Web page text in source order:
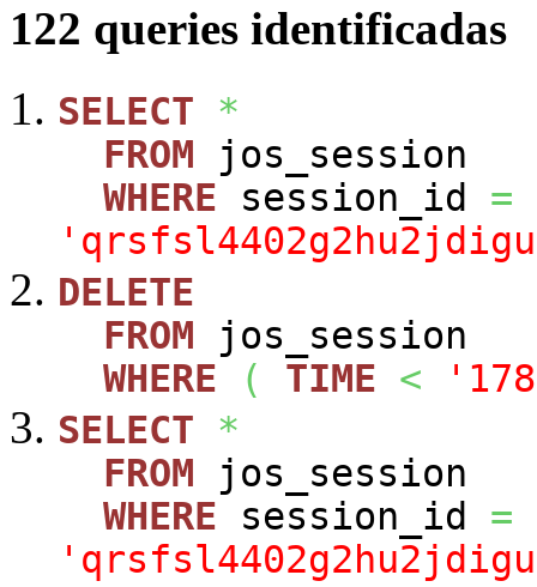
122 queries identificadas
SELECT
*
FROM jos_session
WHERE session_id =
DELETE
FROM jos_session
WHERE
( TIME <
SELECT
*
FROM jos_session
WHERE session_id =